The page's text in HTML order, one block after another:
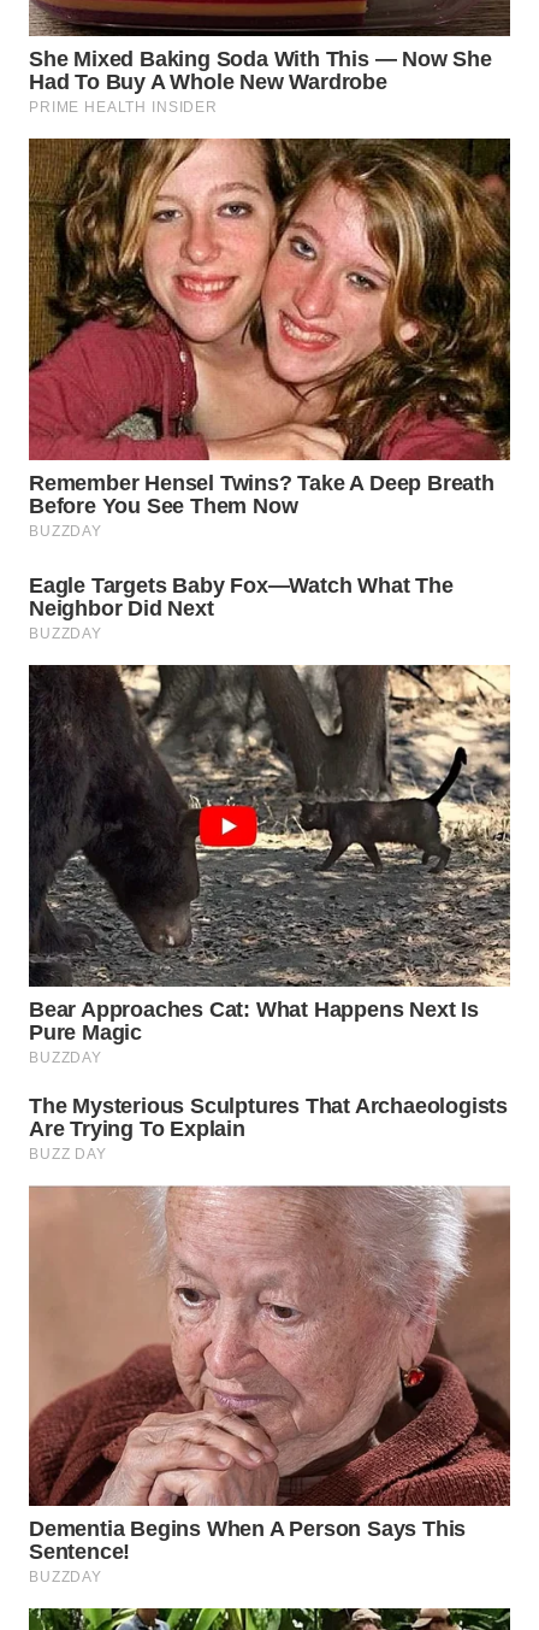
WN
TAPANULI
SELATAN
WN
TANJUNG
LESUNG
WN
KARO
WN
SIMALUNGUN
WN
LABUHANBATU
TAPANULI
TENGAH
WN DELI
SERDANG
WN
TEBING
TINGGI
WN
PAKPAK
WN
KARAWANG
WN
BEKASI
WN
BOGOR
WN
SAMOSIR
PADANG
LAWAS